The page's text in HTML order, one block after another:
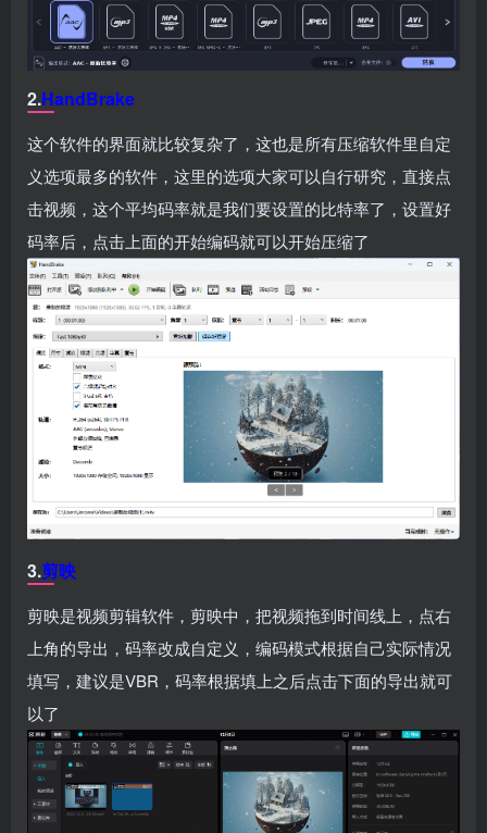
2.HandBrake
这个软件的界面就比较复杂了，这也是所有压缩软件里自定
义选项最多的软件，这里的选项大家可以自行研究，直接点
击视频，这个平均码率就是我们要设置的比特率了，设置好
码率后，点击上面的开始编码就可以开始压缩了
3.剪映
剪映是视频剪辑软件，剪映中，把视频拖到时间线上，点右
上角的导出，码率改成自定义，编码模式根据自己实际情况
填写，建议是VBR，码率根据填上之后点击下面的导出就可
以了